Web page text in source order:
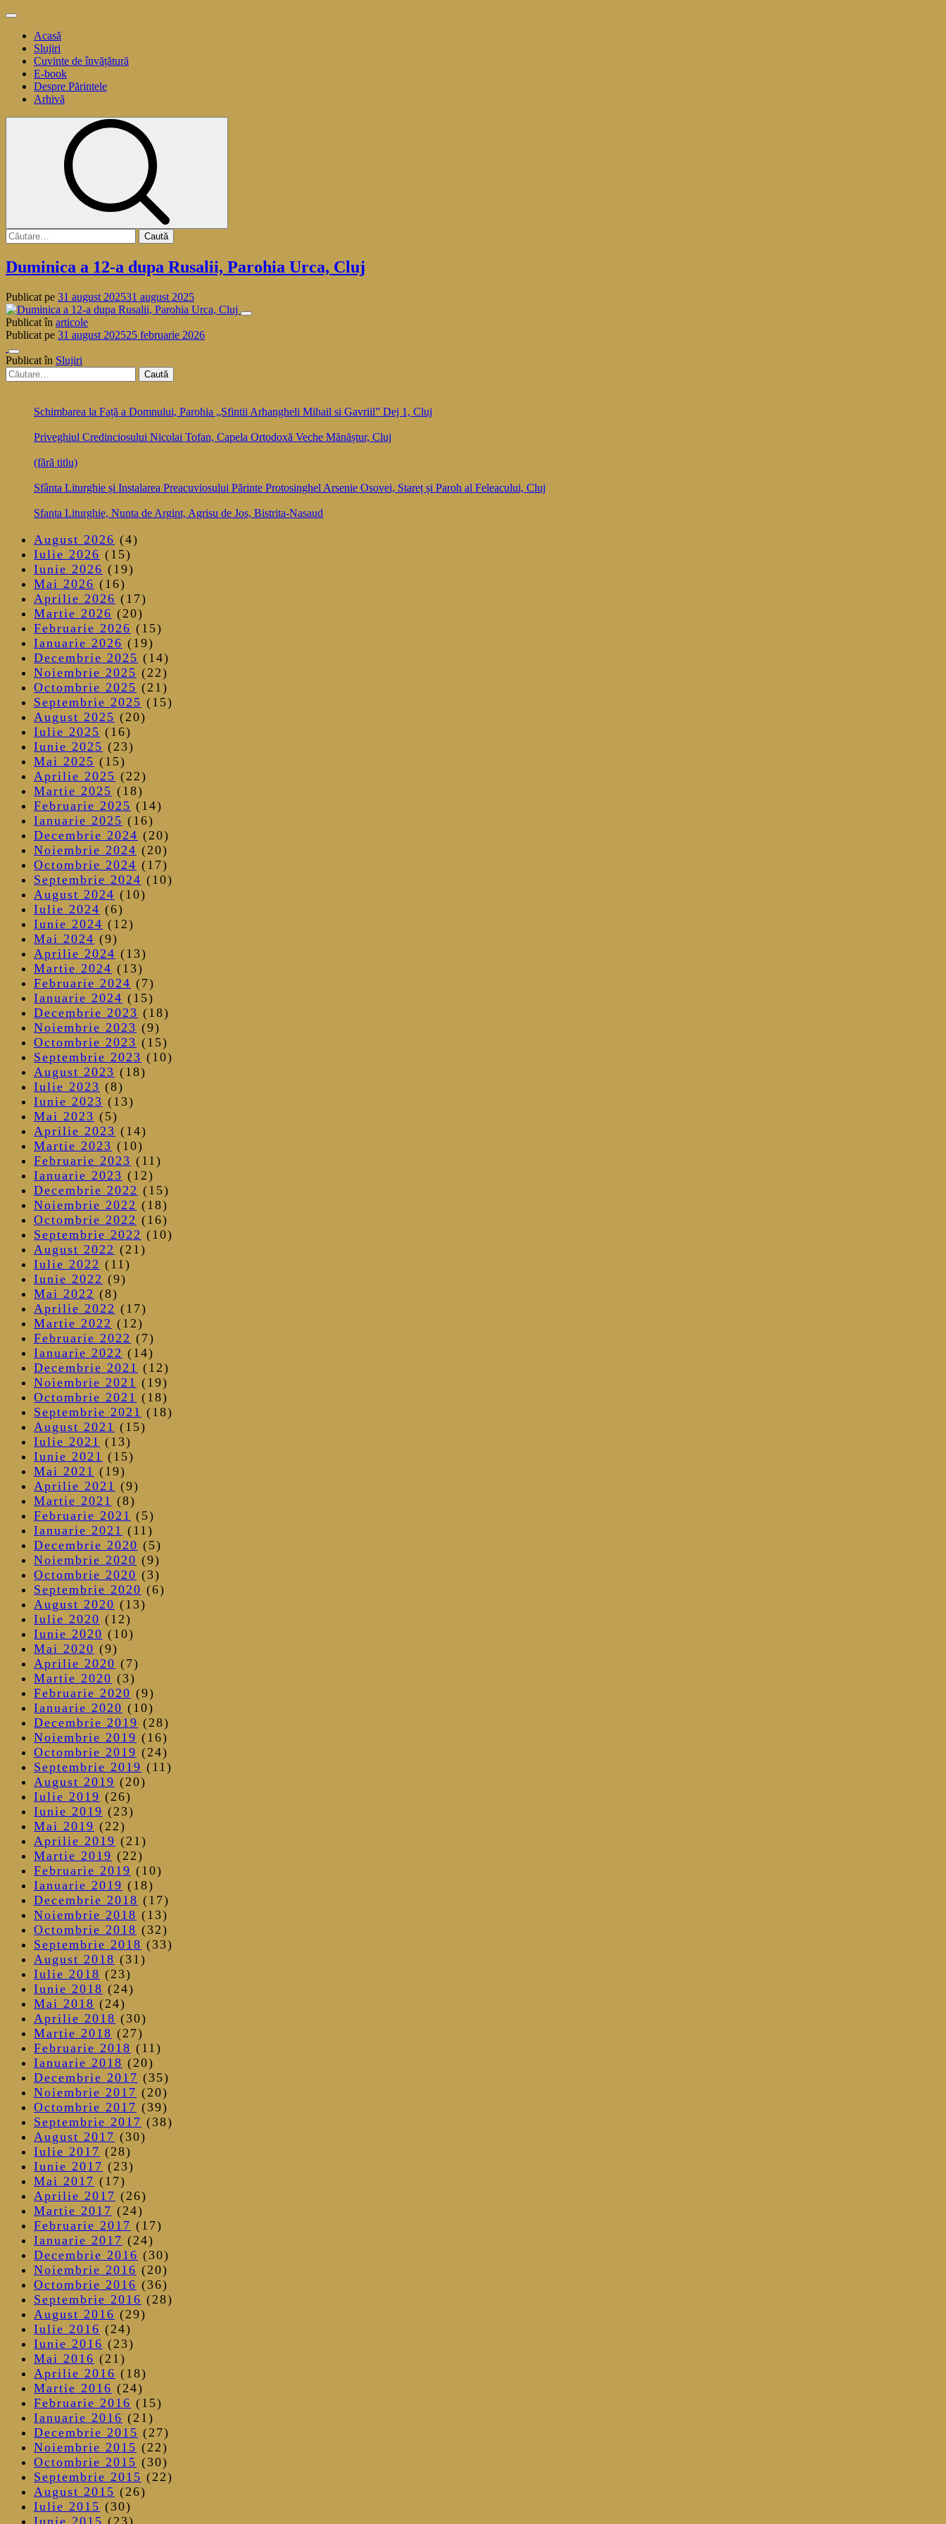
Sari
conținut
Meniu
principalAcasă
Slujiri
Cuvinte de învățătură
E-book
Despre Părintele
Arhivă
Caută
după:
Duminica a 12-a dupa Rusalii, Parohia Urca, Cluj
Publicat pe 31 august 202531 august 2025
Publicat în articole
Publicat pe 31 august 202525 februarie 2026
Publicat în Slujiri
Caută
după:
Schimbarea la Față a Domnului, Parohia „Sfintii Arhangheli Mihail si Gavriil” Dej 1, Cluj
Priveghiul Credinciosului Nicolai Tofan, Capela Ortodoxă Veche Mănăștur, Cluj
(fără titlu)
Sfânta Liturghie și Instalarea Preacuviosului Părinte Protosinghel Arsenie Osovei, Stareț și Paroh al Feleacului, Cluj
Sfanta Liturghie, Nunta de Argint, Agrisu de Jos, Bistrita-Nasaud
August 2026 (4)
Iulie 2026 (15)
Iunie 2026 (19)
Mai 2026 (16)
Aprilie 2026 (17)
Martie 2026 (20)
Februarie 2026 (15)
Ianuarie 2026 (19)
Decembrie 2025 (14)
Noiembrie 2025 (22)
Octombrie 2025 (21)
Septembrie 2025 (15)
August 2025 (20)
Iulie 2025 (16)
Iunie 2025 (23)
Mai 2025 (15)
Aprilie 2025 (22)
Martie 2025 (18)
Februarie 2025 (14)
Ianuarie 2025 (16)
Decembrie 2024 (20)
Noiembrie 2024 (20)
Octombrie 2024 (17)
Septembrie 2024 (10)
August 2024 (10)
Iulie 2024 (6)
Iunie 2024 (12)
Mai 2024 (9)
Aprilie 2024 (13)
Martie 2024 (13)
Februarie 2024 (7)
Ianuarie 2024 (15)
Decembrie 2023 (18)
Noiembrie 2023 (9)
Octombrie 2023 (15)
Septembrie 2023 (10)
August 2023 (18)
Iulie 2023 (8)
Iunie 2023 (13)
Mai 2023 (5)
Aprilie 2023 (14)
Martie 2023 (10)
Februarie 2023 (11)
Ianuarie 2023 (12)
Decembrie 2022 (15)
Noiembrie 2022 (18)
Octombrie 2022 (16)
Septembrie 2022 (10)
August 2022 (21)
Iulie 2022 (11)
Iunie 2022 (9)
Mai 2022 (8)
Aprilie 2022 (17)
Martie 2022 (12)
Februarie 2022 (7)
Ianuarie 2022 (14)
Decembrie 2021 (12)
Noiembrie 2021 (19)
Octombrie 2021 (18)
Septembrie 2021 (18)
August 2021 (15)
Iulie 2021 (13)
Iunie 2021 (15)
Mai 2021 (19)
Aprilie 2021 (9)
Martie 2021 (8)
Februarie 2021 (5)
Ianuarie 2021 (11)
Decembrie 2020 (5)
Noiembrie 2020 (9)
Octombrie 2020 (3)
Septembrie 2020 (6)
August 2020 (13)
Iulie 2020 (12)
Iunie 2020 (10)
Mai 2020 (9)
Aprilie 2020 (7)
Martie 2020 (3)
Februarie 2020 (9)
Ianuarie 2020 (10)
Decembrie 2019 (28)
Noiembrie 2019 (16)
Octombrie 2019 (24)
Septembrie 2019 (11)
August 2019 (20)
Iulie 2019 (26)
Iunie 2019 (23)
Mai 2019 (22)
Aprilie 2019 (21)
Martie 2019 (22)
Februarie 2019 (10)
Ianuarie 2019 (18)
Decembrie 2018 (17)
Noiembrie 2018 (13)
Octombrie 2018 (32)
Septembrie 2018 (33)
August 2018 (31)
Iulie 2018 (23)
Iunie 2018 (24)
Mai 2018 (24)
Aprilie 2018 (30)
Martie 2018 (27)
Februarie 2018 (11)
Ianuarie 2018 (20)
Decembrie 2017 (35)
Noiembrie 2017 (20)
Octombrie 2017 (39)
Septembrie 2017 (38)
August 2017 (30)
Iulie 2017 (28)
Iunie 2017 (23)
Mai 2017 (17)
Aprilie 2017 (26)
Martie 2017 (24)
Februarie 2017 (17)
Ianuarie 2017 (24)
Decembrie 2016 (30)
Noiembrie 2016 (20)
Octombrie 2016 (36)
Septembrie 2016 (28)
August 2016 (29)
Iulie 2016 (24)
Iunie 2016 (23)
Mai 2016 (21)
Aprilie 2016 (18)
Martie 2016 (24)
Februarie 2016 (15)
Ianuarie 2016 (21)
Decembrie 2015 (27)
Noiembrie 2015 (22)
Octombrie 2015 (30)
Septembrie 2015 (22)
August 2015 (26)
Iulie 2015 (30)
Iunie 2015 (23)